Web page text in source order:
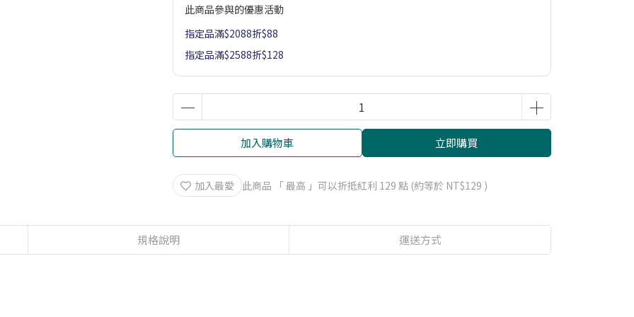
此商品參與的優惠活動
指定品滿$2088折$88
指定品滿$2588折$128
加入購物車 立即購買
加入最愛 此商品 「 最高 」可以折抵紅利 129 點 (約等於 NT$129 )
規格說明 運送方式